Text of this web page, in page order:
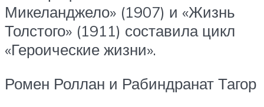
Микеланджело» (1907) и «Жизнь
Толстого» (1911) составила цикл
«Героические жизни».
Ромен Роллан и Рабиндранат Тагор